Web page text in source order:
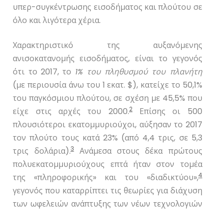
υπερ-συγκέντρωσης εισοδήματος και πλούτου σε
όλο και λιγότερα χέρια.
Χαρακτηριστικό της αυξανόμενης
ανισοκατανομής εισοδήματος, είναι το γεγονός
ότι το 2017, το 1% του πληθυσμού του πλανήτη
(με περιουσία άνω του 1 εκατ. $), κα­τείχε το 50,1%
του παγκόσμιου πλούτου, σε σχέση με 45,5% που
είχε στις αρχές του 2000.2Επίσης οι 500
πλουσιότεροι εκατομμυριούχοι, αύξησαν το 2017
τον πλούτο τους κατά 23% (από 4,4 τρις, σε 5,3
τρις δολάρια).3Ανάμεσα στους δέκα πρώτους
πολυεκατομμυριούχους επτά ήταν στον τομέα
της «πληροφορικής» και του «διαδικτύου»,4
γεγονός που καταρρίπτει τις θεωρίες για διάχυση
των ωφελειών ανάπτυξης των νέων τεχνολογιών